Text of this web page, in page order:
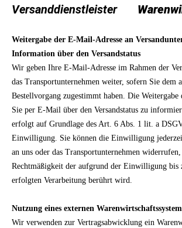
Versanddienstleister
Weitergabe der E-Mail-Adresse an
Information über den Versandstatus
Wir geben Ihre E-Mail-Adresse im Rahmen der
das Transportunternehmen weiter, sofern Sie dem
Bestellvorgang zugestimmt haben. Die
Sie per E-Mail über den Versandstatus zu
erfolgt auf Grundlage des Art. 6 Abs. 1 lit. a
Einwilligung. Sie können die Einwilligung
an uns oder das Transportunternehmen widerrufen,
Rechtmäßigkeit der aufgrund der Einwilligung bis
erfolgten Verarbeitung berührt wird.
Nutzung eines externen
Wir verwenden zur Vertragsabwicklung ein